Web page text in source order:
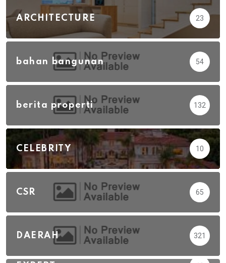
ARCHITECTURE 23
bahan bangunan 54
berita properti 132
CELEBRITY 10
CSR 65
DAERAH 321